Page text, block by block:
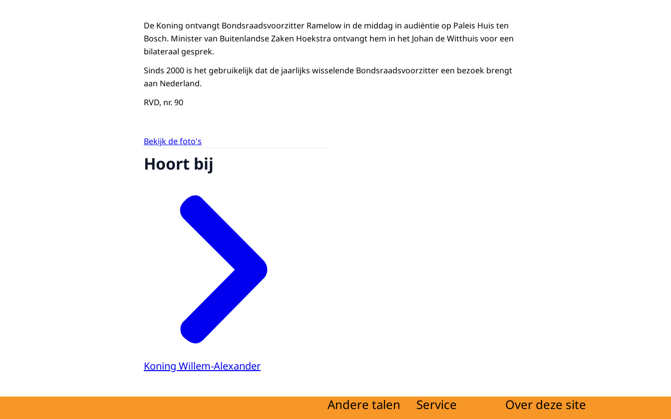
De Koning ontvangt Bondsraadsvoorzitter Ramelow in de middag in audiëntie op Paleis Huis ten
Bosch. Minister van Buitenlandse Zaken Hoekstra ontvangt hem in het Johan de Witthuis voor een
bilateraal gesprek.
Sinds 2000 is het gebruikelijk dat de jaarlijks wisselende Bondsraadsvoorzitter een bezoek brengt
aan Nederland.
RVD, nr. 90
Bekijk de foto's
Hoort bij
Koning Willem-Alexander
Andere talen Service Over deze site